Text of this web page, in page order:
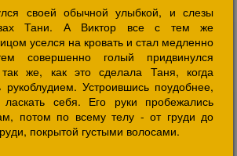
своей обычной улыбкой, и слезы
Тани. А Виктор все с тем же
уселся на кровать и стал медленно
совершенно голый придвинулся
же, как это сделала Таня, когда
рукоблудием. Устроившись поудобнее,
себя. Его руки пробежались
потом по всему телу - от груди до
покрытой густыми волосами.